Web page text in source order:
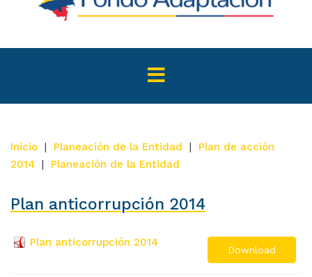
Inicio | Planeación de la Entidad |
Plan de acción
2014
| Planeación de la Entidad
Plan anticorrupción 2014
Plan anticorrupción 2014
Download